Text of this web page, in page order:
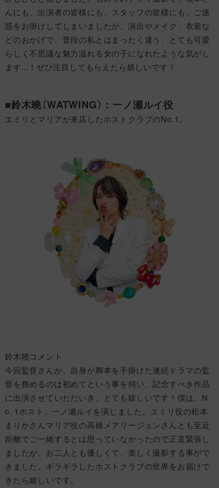
んにも、出演者の皆様にも、スタッフの皆様にも、ご迷
惑をお掛けしてしまいましたが、演出やメイク、衣装な
どのおかげで、普段の私とはまったく違う、とても可愛
らしく不思議な魅力溢れる女の子になれたような気がし
ます...！ぜひ注目してもらえたら嬉しいです！
■鈴木曉（WATWING）：一ノ瀬ルイ役
エミリとマリアが来店したホストクラブのNo.1。
鈴木曉コメント
今回監督さんが、自身が脚本を手掛けた連続ドラマの監
督を務めるのは初めてという事を伺い、記念すべき作品
に出演させていただいき、とても嬉しいです！僕は、N
o. 1ホスト、一ノ瀬ルイを演じました。エミリ役の松本
まりかさんマリア役の高橋メアリージュンさんとも至近
距離でご一緒するとは思っていなかったので正直緊張し
ましたが、お二人とも優しくて、楽しく撮影する事がで
きました。ギラギラしたホストクラブの世界をお届けで
きたら嬉しいです。